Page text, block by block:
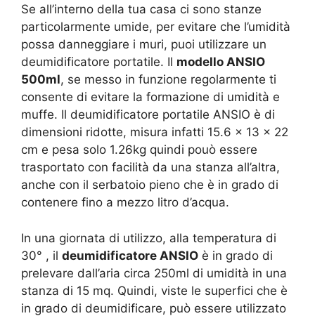
Se all’interno della tua casa ci sono stanze
particolarmente umide, per evitare che l’umidità
possa danneggiare i muri, puoi utilizzare un
deumidificatore portatile. Il modello ANSIO
500ml, se messo in funzione regolarmente ti
consente di evitare la formazione di umidità e
muffe. Il deumidificatore portatile ANSIO è di
dimensioni ridotte, misura infatti ‎15.6 x 13 x 22
cm e pesa solo 1.26kg quindi pouò essere
trasportato con facilità da una stanza all’altra,
anche con il serbatoio pieno che è in grado di
contenere fino a mezzo litro d’acqua.
In una giornata di utilizzo, alla temperatura di
30° , il deumidificatore ANSIO è in grado di
prelevare dall’aria circa 250ml di umidità in una
stanza di 15 mq. Quindi, viste le superfici che è
in grado di deumidificare, può essere utilizzato